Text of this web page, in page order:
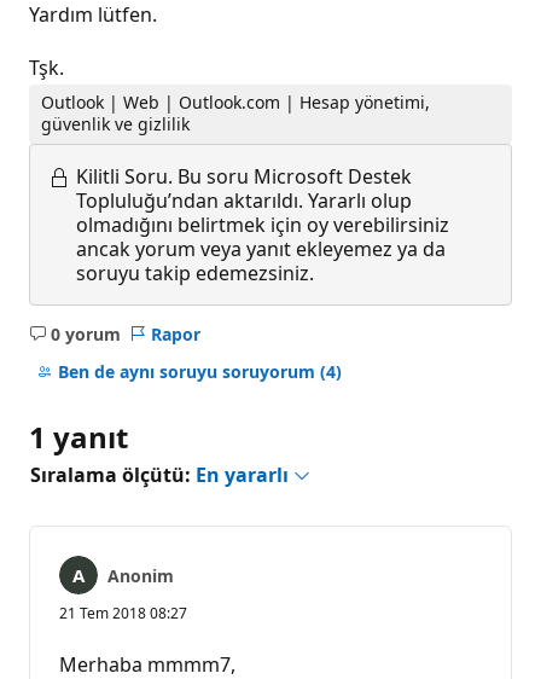
Yardım lütfen.
Tşk.
Outlook | Web | Outlook.com | Hesap yönetimi,
güvenlik ve gizlilik
Kilitli Soru. Bu soru Microsoft Destek
Topluluğu’ndan aktarıldı. Yararlı olup
olmadığını belirtmek için oy verebilirsiniz
ancak yorum veya yanıt ekleyemez ya da
soruyu takip edemezsiniz.
0 yorum
Açıklama
yok
Rapor
Ben de aynı soruyu soruyorum (4)
1 yanıt
Sıralama ölçütü: En yararlı
Anonim
21 Tem 2018 08:27
Merhaba mmmm7,